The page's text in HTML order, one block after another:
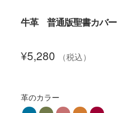
パンフレット・カード入れ
牛革 普通版聖書カバー
¥5,280 （税込）
革のカラー